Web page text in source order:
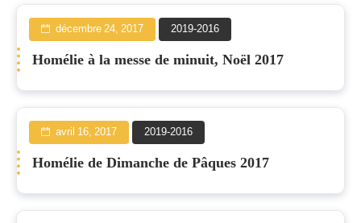
décembre 24, 2017 2019-2016
Homélie à la messe de minuit, Noël 2017
avril 16, 2017 2019-2016
Homélie de Dimanche de Pâques 2017